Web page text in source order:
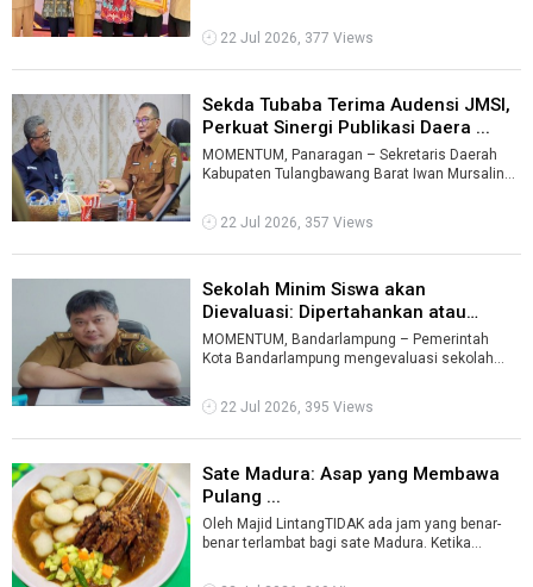
...
22 Jul 2026, 377 Views
Sekda Tubaba Terima Audensi JMSI,
Perkuat Sinergi Publikasi Daera ...
MOMENTUM, Panaragan – Sekretaris Daerah
Kabupaten Tulangbawang Barat Iwan Mursalin
22 Jul 2026, 357 Views
Sekolah Minim Siswa akan
Dievaluasi: Dipertahankan atau
Digabung ...
MOMENTUM, Bandarlampung – Pemerintah
Kota Bandarlampung mengevaluasi sekolah
22 Jul 2026, 395 Views
Sate Madura: Asap yang Membawa
Pulang ...
Oleh Majid LintangTIDAK ada jam yang benar-
benar terlambat bagi sate Madura. Ketika